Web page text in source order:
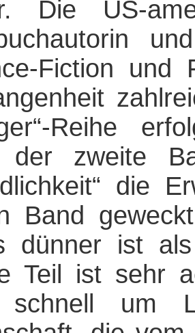
Die US-
Fiction
Reihe
der zweite
die
Band
dünner ist
Teil ist sehr
schnell um